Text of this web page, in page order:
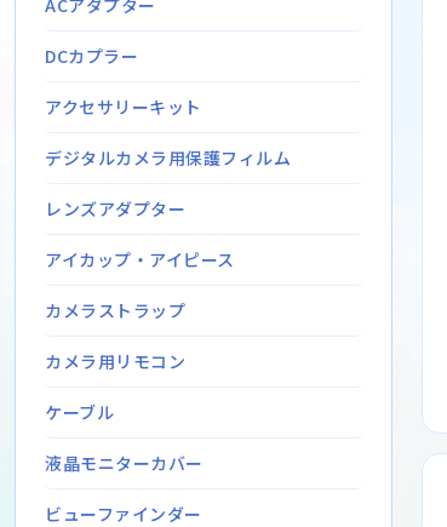
ACアダプター
DCカプラー
アクセサリーキット
デジタルカメラ用保護フィルム
レンズアダプター
アイカップ・アイピース
カメラストラップ
カメラ用リモコン
ケーブル
液晶モニターカバー
ビューファインダー